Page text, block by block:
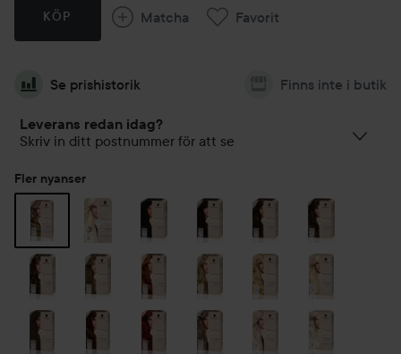
KÖP Matcha Favorit
Se prishistorik Finns inte i butik
Leverans redan idag?
Skriv in ditt postnummer för att se
Fler nyanser